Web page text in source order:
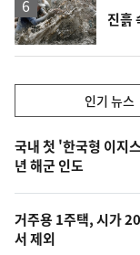
진흙
기,
최
신,
오
늘
인기 뉴스
인
기
뉴
스
국내 첫 '한국형 이지
년 해군 인도
거주용 1주택, 시가
서 제외